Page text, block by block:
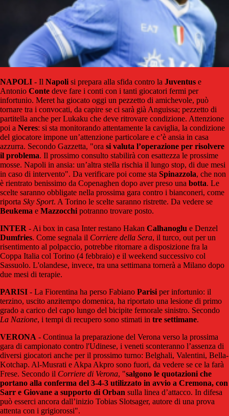
NAPOLI - Il Napoli si prepara alla sfida contro la Juventus e
Antonio Conte deve fare i conti con i tanti giocatori fermi per
infortunio. Meret ha giocato oggi un pezzetto di amichevole, può
tornare tra i convocati, da capire se ci sarà già Anguissa; pezzetto di
partitella anche per Lukaku che deve ritrovare condizione. Attenzione
poi a Neres: si sta monitorando attentamente la caviglia, la condizione
del giocatore impone un’attenzione particolare e c’è ansia in casa
azzurra. Secondo Gazzetta, "ora si valuta l’operazione per risolvere
il problema. Il prossimo consulto stabilirà con esattezza le prossime
mosse. Napoli in ansia: un’altra stella rischia il lungo stop, di due mesi
in caso di intervento". Da verificare poi come sta Spinazzola, che non
è rientrato benissimo da Copenaghen dopo aver preso una botta. Le
scelte saranno obbligate nella prossima gara contro i bianconeri, come
riporta Sky Sport. A Torino le scelte saranno ristrette. Da vedere se
Beukema e Mazzocchi potranno trovare posto.
INTER - Ai box in casa Inter restano Hakan Calhanoglu e Denzel
Dumfries. Come segnala il Corriere della Sera, il turco, out per un
risentimento al polpaccio, potrebbe ritornare a disposizione fra la
Coppa Italia col Torino (4 febbraio) e il weekend successivo col
Sassuolo. L'olandese, invece, tra una settimana tornerà a Milano dopo
due mesi di terapie.
PARISI - La Fiorentina ha perso Fabiano Parisi per infortunio: il
terzino, uscito anzitempo domenica, ha riportato una lesione di primo
grado a carico del capo lungo del bicipite femorale sinistro. Secondo
La Nazione, i tempi di recupero sono stimati in tre settimane.
VERONA - Continua la preparazione del Verona verso la prossima
gara di campionato contro l'Udinese, i veneti sconteranno l’assenza di
diversi giocatori anche per il prossimo turno: Belghali, Valentini, Bella-
Kotchap. Al-Musrati e Akpa Akpro sono fuori, da vedere se ce la farà
Frese. Secondo il Corriere di Verona, "salgono le quotazioni che
portano alla conferma del 3-4-3 utilizzato in avvio a Cremona, con
Sarr e Giovane a supporto di Orban sulla linea d’attacco. In difesa
può esserci ancora dall’inizio Tobias Slotsager, autore di una prova
attenta con i grigiorossi".